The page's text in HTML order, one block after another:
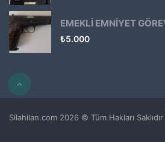
₺5.000
Silahilan.com 2026 © Tüm Hakları